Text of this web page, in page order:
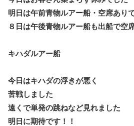
明日は午前青物ルアー船・空席あり
８日は午後青物ルアー船も出船で空
キハダルアー船
今日はキハダの浮きが悪く
苦戦しました
遠くで単発の跳ねなど見れました
明日に期待です！！